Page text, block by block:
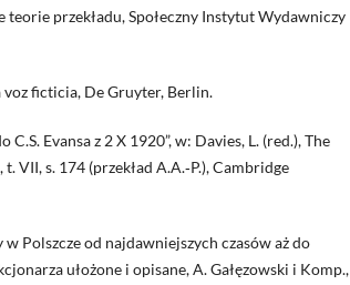
teorie przekładu, Społeczny Instytut Wydawniczy
voz ficticia, De Gruyter, Berlin.
Evansa z 2 X 1920”, w: Davies, L. (red.), The
VII, s. 174 (przekład A.A.‑P.), Cambridge
Polszcze od najdawniejszych czasów aż do
ułożone i opisane, A. Gałęzowski i Komp.,